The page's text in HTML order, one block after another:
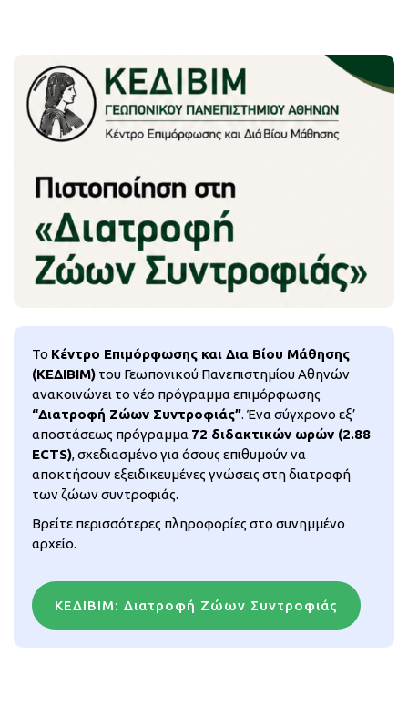
Το Κέντρο Επιμόρφωσης και Δια Βίου Μάθησης
(ΚΕΔΙΒΙΜ) του Γεωπονικού Πανεπιστημίου Αθηνών
ανακοινώνει το νέο πρόγραμμα επιμόρφωσης
“Διατροφή Ζώων Συντροφιάς”. Ένα σύγχρονο εξ’
αποστάσεως πρόγραμμα 72 διδακτικών ωρών (2.88
ECTS), σχεδιασμένο για όσους επιθυμούν να
αποκτήσουν εξειδικευμένες γνώσεις στη διατροφή
των ζώων συντροφιάς.
Βρείτε περισσότερες πληροφορίες στο συνημμένο
αρχείο.
ΚΕΔΙΒΙΜ: Διατροφή Ζώων Συντροφιάς